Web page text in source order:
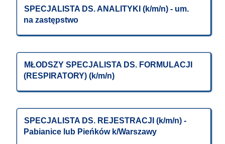
dla
Wyświetlanie
ofert
pracy
1
z
Tytuł
SPECJALISTA DS. ANALITYKI (k/m/n) - um.
na zastępstwo
Zaznacz
za
pomocą
aby
wyświetlić
danych
oferty
pracy.
Tytuł
MŁODSZY SPECJALISTA DS. FORMULACJI
(RESPIRATORY) (k/m/n)
Zaznacz
za
pomocą
aby
wyświetlić
Tytuł
SPECJALISTA DS. REJESTRACJI (k/m/n) -
Pabianice lub Pieńków k/Warszawy
Zaznacz
za